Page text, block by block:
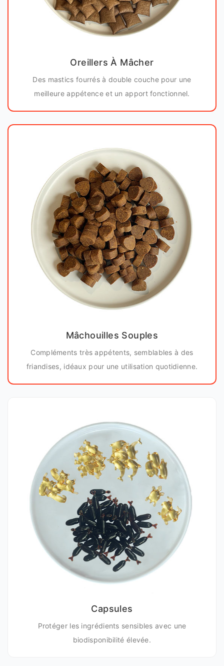
Oreillers À Mâcher
Des mastics fourrés à double couche pour une
meilleure appétence et un apport fonctionnel.
Mâchouilles Souples
Compléments très appétents, semblables à des
friandises, idéaux pour une utilisation quotidienne.
Capsules
Protéger les ingrédients sensibles avec une
biodisponibilité élevée.